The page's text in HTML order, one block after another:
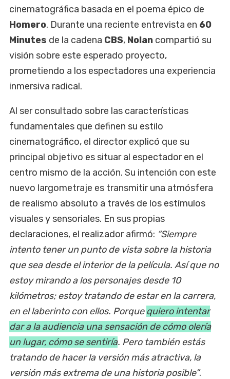
cinematográfica basada en el poema épico de
Homero. Durante una reciente entrevista en 60
Minutes de la cadena CBS, Nolan compartió su
visión sobre este esperado proyecto,
prometiendo a los espectadores una experiencia
inmersiva radical.
Al ser consultado sobre las características
fundamentales que definen su estilo
cinematográfico, el director explicó que su
principal objetivo es situar al espectador en el
centro mismo de la acción. Su intención con este
nuevo largometraje es transmitir una atmósfera
de realismo absoluto a través de los estímulos
visuales y sensoriales. En sus propias
declaraciones, el realizador afirmó: “Siempre
intento tener un punto de vista sobre la historia
que sea desde el interior de la película. Así que no
estoy mirando a los personajes desde 10
kilómetros; estoy tratando de estar en la carrera,
en el laberinto con ellos. Porquequiero intentar
dar a la audiencia una sensación de cómo olería
un lugar, cómo se sentiría. Pero también estás
tratando de hacer la versión más atractiva, la
versión más extrema de una historia posible”.